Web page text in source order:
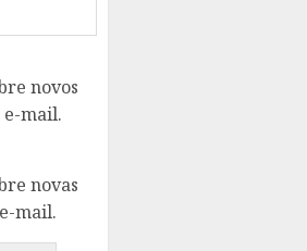
novos
mail.
novas
mail.